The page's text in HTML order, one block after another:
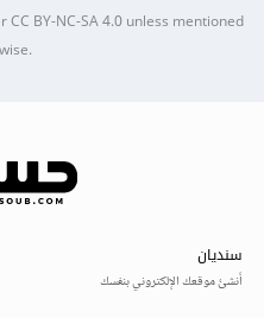
CC BY-NC-SA 4.0unless mentioned